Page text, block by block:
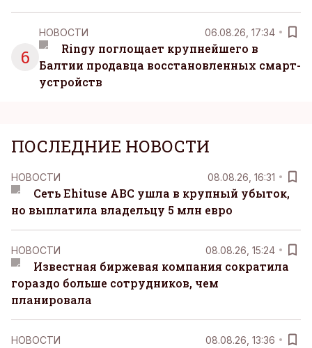
6
НОВОСТИ 06.08.26, 17:34
Ringy поглощает крупнейшего в
Балтии продавца восстановленных смарт-
устройств
ПОСЛЕДНИЕ НОВОСТИ
НОВОСТИ 08.08.26, 16:31
Сеть Ehituse ABC ушла в крупный убыток,
но выплатила владельцу 5 млн евро
НОВОСТИ 08.08.26, 15:24
Известная биржевая компания сократила
гораздо больше сотрудников, чем
планировала
НОВОСТИ 08.08.26, 13:36